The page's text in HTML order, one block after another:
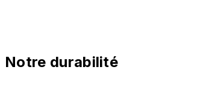
Notre durabilité